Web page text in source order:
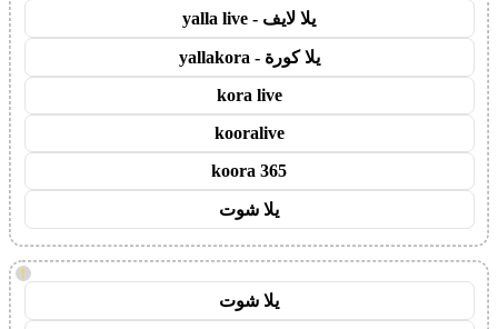
يلا لايف - yalla live
يلا كورة - yallakora
kora live
kooralive
koora 365
يلا شوت
!
يلا شوت